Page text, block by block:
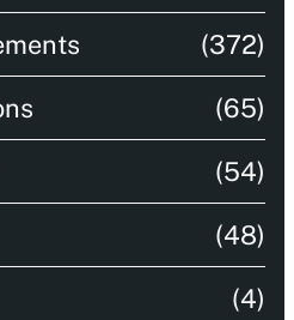
(372)
(65)
(54)
(48)
(4)